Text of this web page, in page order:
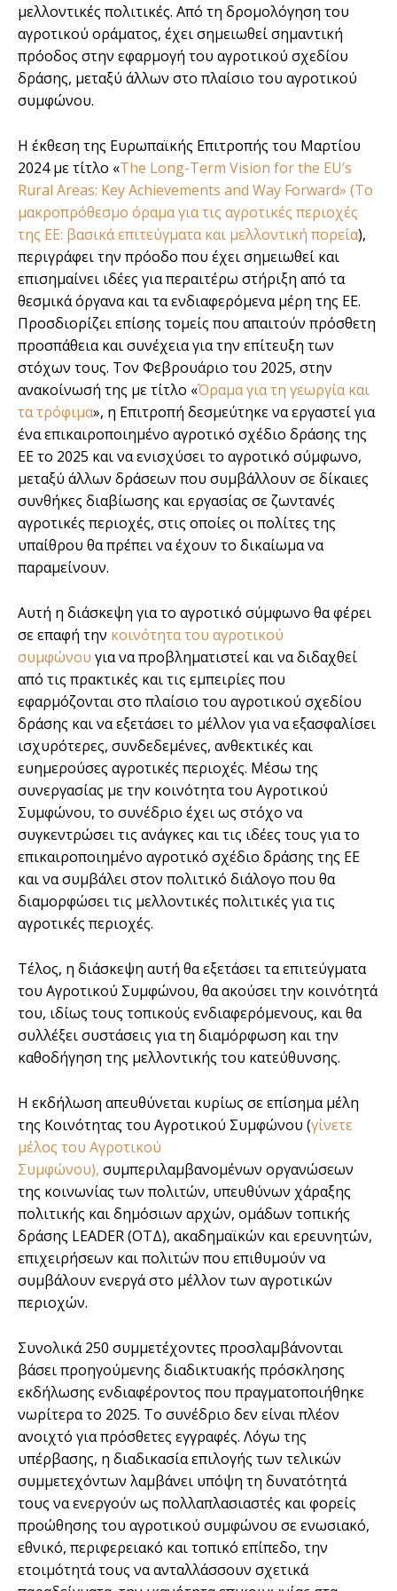
μελλοντικές πολιτικές. Από τη δρομολόγηση του
αγροτικού οράματος, έχει σημειωθεί σημαντική
πρόοδος στην εφαρμογή του αγροτικού σχεδίου
δράσης, μεταξύ άλλων στο πλαίσιο του αγροτικού
συμφώνου.
Η έκθεση της Ευρωπαϊκής Επιτροπής του Μαρτίου
2024 με τίτλο «The Long-Term Vision for the EU’s
Rural Areas: Key Achievements and Way Forward» (Το
μακροπρόθεσμο όραμα για τις αγροτικές περιοχές
της ΕΕ: βασικά επιτεύγματα και μελλοντική πορεία),
περιγράφει την πρόοδο που έχει σημειωθεί και
επισημαίνει ιδέες για περαιτέρω στήριξη από τα
θεσμικά όργανα και τα ενδιαφερόμενα μέρη της ΕΕ.
Προσδιορίζει επίσης τομείς που απαιτούν πρόσθετη
προσπάθεια και συνέχεια για την επίτευξη των
στόχων τους. Τον Φεβρουάριο του 2025, στην
ανακοίνωσή της με τίτλο «Όραμα για τη γεωργία και
τα τρόφιμα», η Επιτροπή δεσμεύτηκε να εργαστεί για
ένα επικαιροποιημένο αγροτικό σχέδιο δράσης της
ΕΕ το 2025 και να ενισχύσει το αγροτικό σύμφωνο,
μεταξύ άλλων δράσεων που συμβάλλουν σε δίκαιες
συνθήκες διαβίωσης και εργασίας σε ζωντανές
αγροτικές περιοχές, στις οποίες οι πολίτες της
υπαίθρου θα πρέπει να έχουν το δικαίωμα να
παραμείνουν.
Αυτή η διάσκεψη για το αγροτικό σύμφωνο θα φέρει
σε επαφή την κοινότητα του αγροτικού
συμφώνου για να προβληματιστεί και να διδαχθεί
από τις πρακτικές και τις εμπειρίες που
εφαρμόζονται στο πλαίσιο του αγροτικού σχεδίου
δράσης και να εξετάσει το μέλλον για να εξασφαλίσει
ισχυρότερες, συνδεδεμένες, ανθεκτικές και
ευημερούσες αγροτικές περιοχές. Μέσω της
συνεργασίας με την κοινότητα του Αγροτικού
Συμφώνου, το συνέδριο έχει ως στόχο να
συγκεντρώσει τις ανάγκες και τις ιδέες τους για το
επικαιροποιημένο αγροτικό σχέδιο δράσης της ΕΕ
και να συμβάλει στον πολιτικό διάλογο που θα
διαμορφώσει τις μελλοντικές πολιτικές για τις
αγροτικές περιοχές.
Τέλος, η διάσκεψη αυτή θα εξετάσει τα επιτεύγματα
του Αγροτικού Συμφώνου, θα ακούσει την κοινότητά
του, ιδίως τους τοπικούς ενδιαφερόμενους, και θα
συλλέξει συστάσεις για τη διαμόρφωση και την
καθοδήγηση της μελλοντικής του κατεύθυνσης.
Η εκδήλωση απευθύνεται κυρίως σε επίσημα μέλη
της Κοινότητας του Αγροτικού Συμφώνου (γίνετε
μέλος του Αγροτικού
Συμφώνου), συμπεριλαμβανομένων οργανώσεων
της κοινωνίας των πολιτών, υπευθύνων χάραξης
πολιτικής και δημόσιων αρχών, ομάδων τοπικής
δράσης LEADER (ΟΤΔ), ακαδημαϊκών και ερευνητών,
επιχειρήσεων και πολιτών που επιθυμούν να
συμβάλουν ενεργά στο μέλλον των αγροτικών
περιοχών.
Συνολικά 250 συμμετέχοντες προσλαμβάνονται
βάσει προηγούμενης διαδικτυακής πρόσκλησης
εκδήλωσης ενδιαφέροντος που πραγματοποιήθηκε
νωρίτερα το 2025. Το συνέδριο δεν είναι πλέον
ανοιχτό για πρόσθετες εγγραφές. Λόγω της
υπέρβασης, η διαδικασία επιλογής των τελικών
συμμετεχόντων λαμβάνει υπόψη τη δυνατότητά
τους να ενεργούν ως πολλαπλασιαστές και φορείς
προώθησης του αγροτικού συμφώνου σε ενωσιακό,
εθνικό, περιφερειακό και τοπικό επίπεδο, την
ετοιμότητά τους να ανταλλάσσουν σχετικά